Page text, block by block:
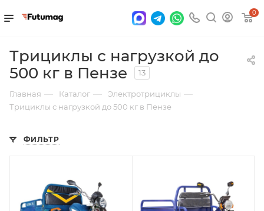
0
Трициклы с нагрузкой до
500 кг в Пензе
13
Главная — Каталог — Электротрициклы —
Трициклы с нагрузкой до 500 кг в Пензе
ФИЛЬТР